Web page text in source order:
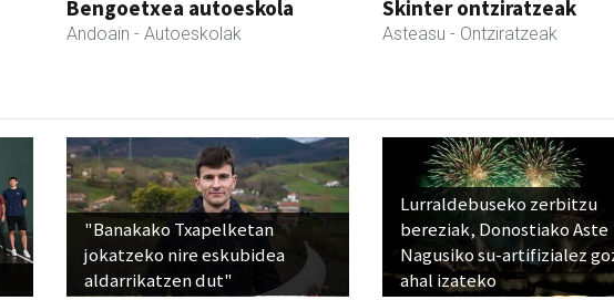
Bengoetxea autoeskola
Andoain - Autoeskolak
Skinter ontziratzeak
Asteasu - Ontziratzeak
"Banakako Txapelketan
jokatzeko nire eskubidea
aldarrikatzen dut"
Lurraldebuseko zerbitzu
bereziak, Donostiako Aste
Nagusiko su-artifizialez
ahal izateko